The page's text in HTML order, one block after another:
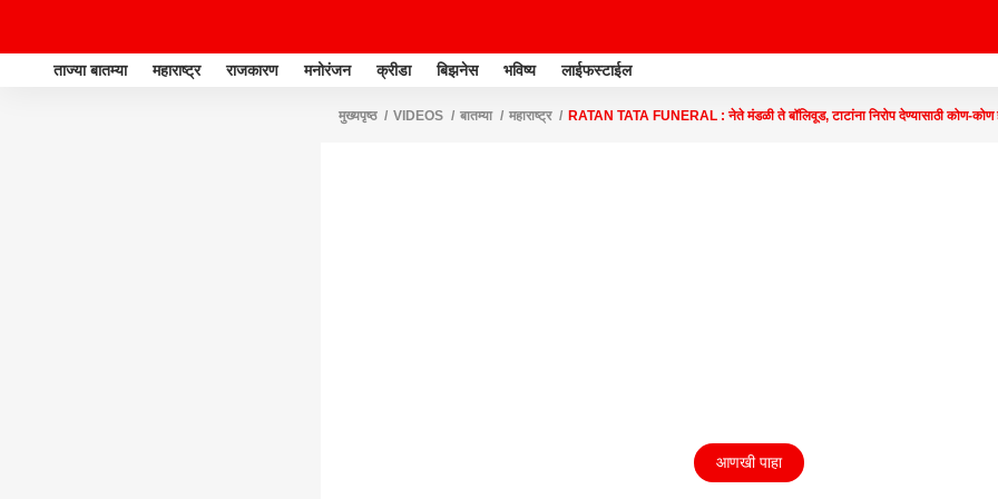
ताज्या बातम्या महाराष्ट्र राजकारण मनोरंजन क्रीडा बिझनेस भविष्य लाईफस्टाईल
मुख्यपृष्ठ VIDEOS बातम्या महाराष्ट्र RATAN TATA FUNERAL : नेते मंडळी ते बॉलिवूड, टाटांना निरोप देण्यासाठी कोण-
आणखी पाहा